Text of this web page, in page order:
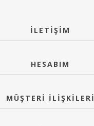
İLETIŞIM
HESABIM
MÜŞTERI İLIŞKILERI